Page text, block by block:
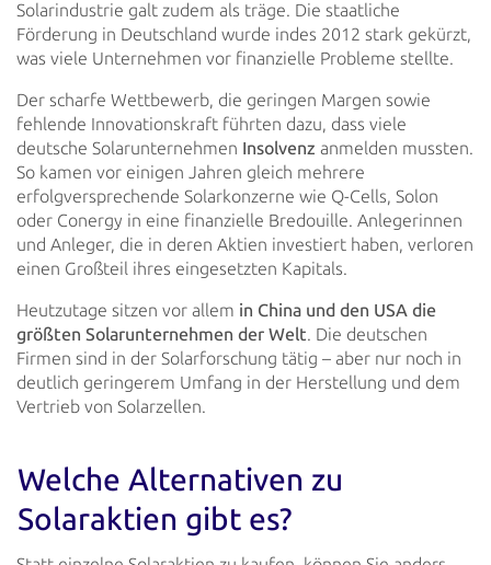
Solarindustrie galt zudem als träge. Die staatliche
Förderung in Deutschland wurde indes 2012 stark gekürzt,
was viele Unternehmen vor finanzielle Probleme stellte.
Der scharfe Wettbewerb, die geringen Margen sowie
fehlende Innovationskraft führten dazu, dass viele
deutsche Solarunternehmen Insolvenz anmelden mussten.
So kamen vor einigen Jahren gleich mehrere
erfolgversprechende Solarkonzerne wie Q-Cells, Solon
oder Conergy in eine finanzielle Bredouille. Anlegerinnen
und Anleger, die in deren Aktien investiert haben, verloren
einen Großteil ihres eingesetzten Kapitals.
Heutzutage sitzen vor allem in China und den USA die
größten Solarunternehmen der Welt. Die deutschen
Firmen sind in der Solarforschung tätig – aber nur noch in
deutlich geringerem Umfang in der Herstellung und dem
Vertrieb von Solarzellen.
Welche Alternativen zu
Solaraktien gibt es?